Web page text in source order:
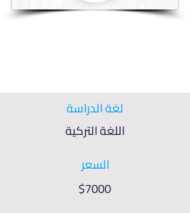
لغة الدراسة
اللغة التركية
السعر
$7000